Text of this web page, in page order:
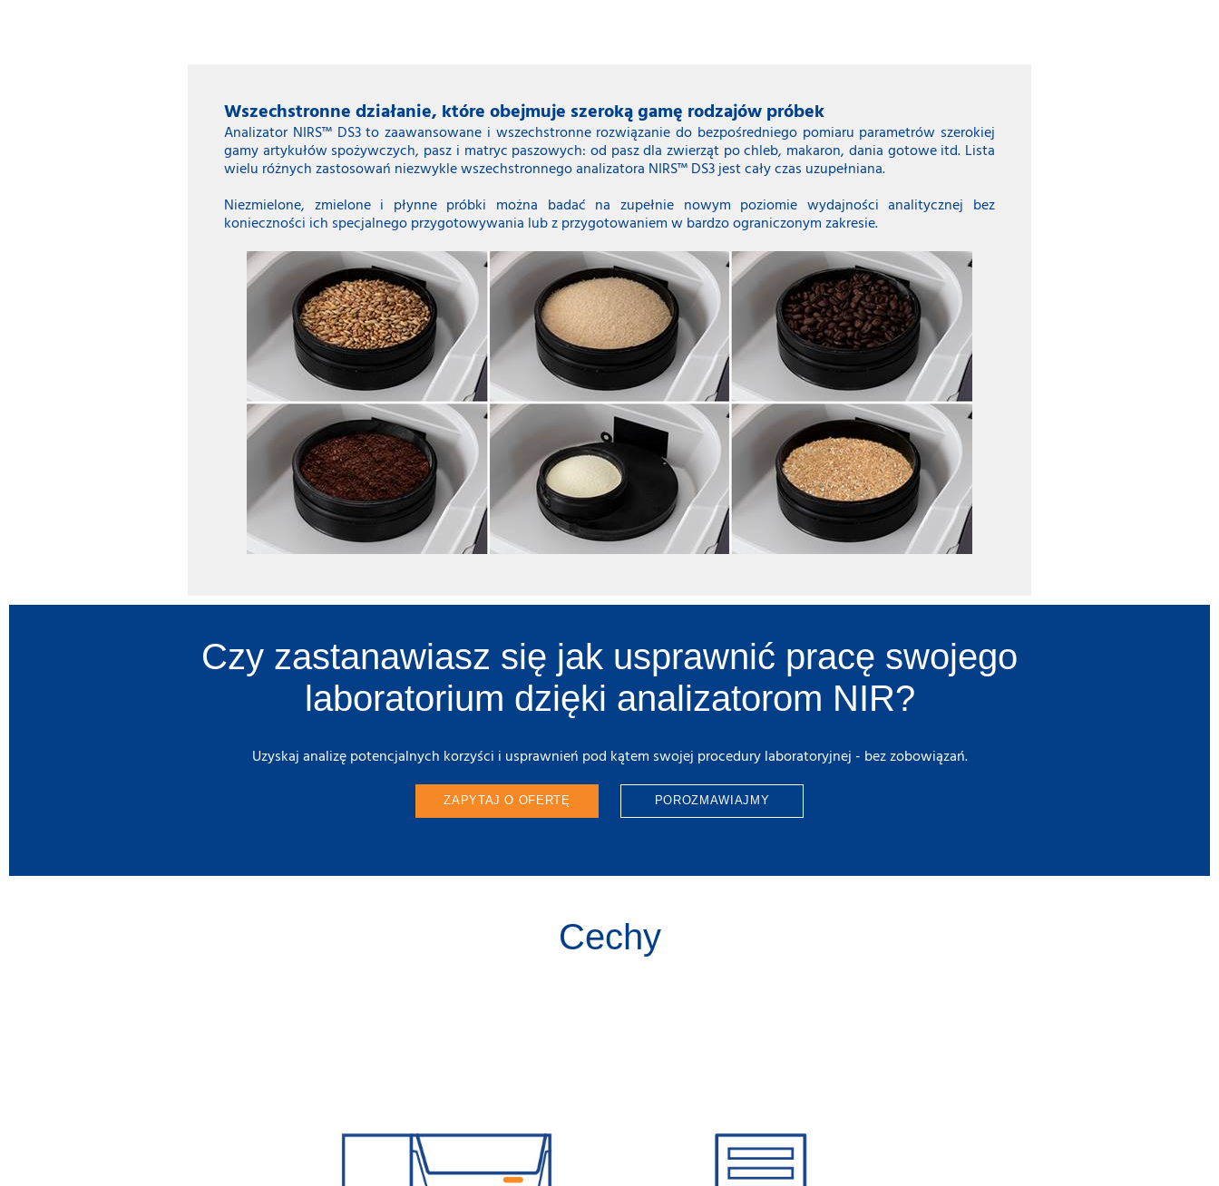
Wszechstronne działanie, które obejmuje szeroką gamę rodzajów próbek
Analizator NIRS™ DS3 to zaawansowane i wszechstronne rozwiązanie do bezpośredniego pomiaru parametrów szerokiej
gamy artykułów spożywczych, pasz i matryc paszowych: od pasz dla zwierząt po chleb, makaron, dania gotowe itd. Lista
wielu różnych zastosowań niezwykle wszechstronnego analizatora NIRS™ DS3 jest cały czas uzupełniana.
Niezmielone, zmielone i płynne próbki można badać na zupełnie nowym poziomie wydajności analitycznej bez
konieczności ich specjalnego przygotowywania lub z przygotowaniem w bardzo ograniczonym zakresie.
Czy zastanawiasz się jak usprawnić pracę swojego
laboratorium dzięki analizatorom NIR?
Uzyskaj analizę potencjalnych korzyści i usprawnień pod kątem swojej procedury laboratoryjnej - bez zobowiązań.
ZAPYTAJ O OFERTĘ POROZMAWIAJMY
Cechy